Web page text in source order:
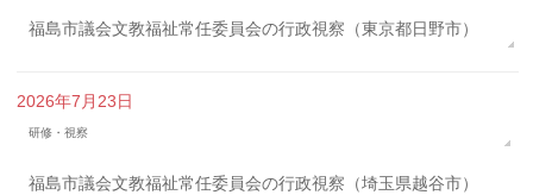
福島市議会文教福祉常任委員会の行政視察（東京都日野市）
2026年7月23日
研修・視察
福島市議会文教福祉常任委員会の行政視察（埼玉県越谷市）